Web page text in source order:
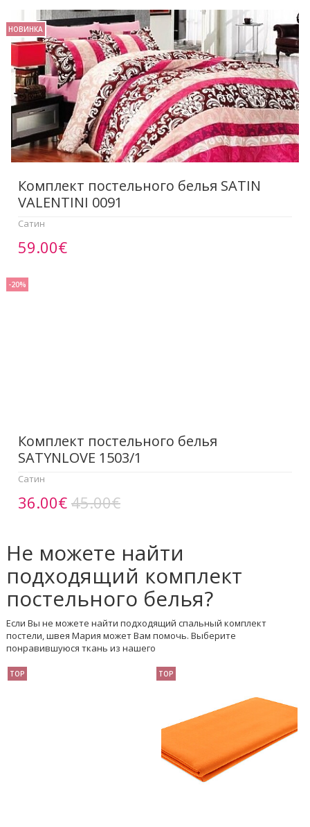
НОВИНКА
Комплект постельного белья SATIN
VALENTINI 0091
Сатин
59.00€
-20%
Комплект постельного белья
SATYNLOVE 1503/1
Сатин
36.00€45.00€
Не можете найти
подходящий комплект
постельного белья?
Если Вы не можете найти подходящий спальный комплект
постели, швея Мария может Вам помочь. Выберите
понравившуюся ткань из нашего
TOP TOP